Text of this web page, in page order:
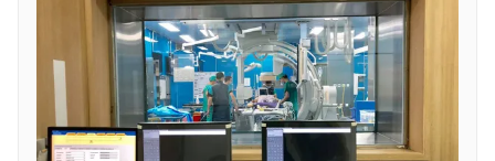
Infographic
Video Shorts video